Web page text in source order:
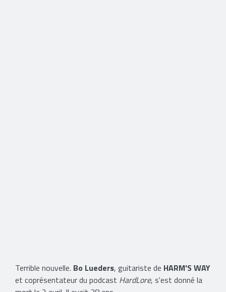
​Terrible nouvelle. Bo Lueders, guitariste de HARM'S WAY
et coprésentateur du podcast HardLore, s'est donné la